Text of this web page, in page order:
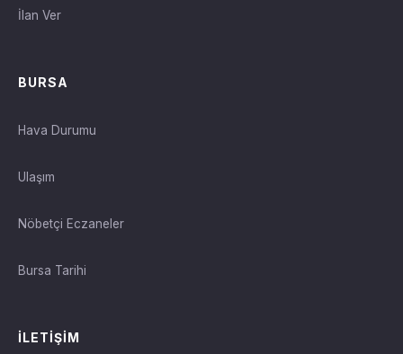
İlan Ver
BURSA
Hava Durumu
Ulaşım
Nöbetçi Eczaneler
Bursa Tarihi
İLETIŞIM